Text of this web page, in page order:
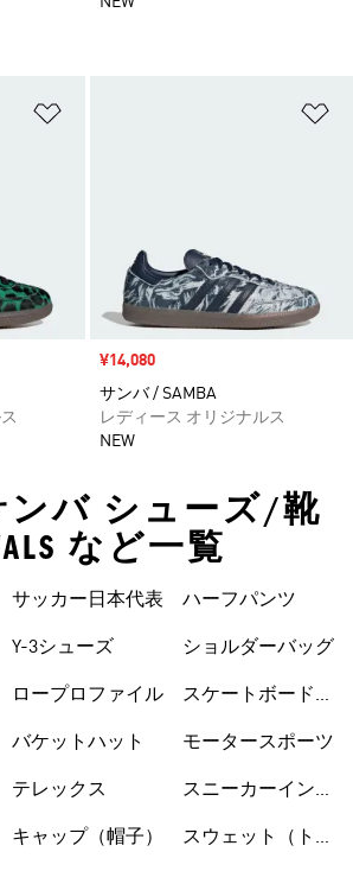
セール価格
¥14,080
サンバ / SAMBA
レディース オリジナルス
NEW
ンバ シューズ/靴
など一覧
サッカー日本代表
Y-3シューズ
ロープロファイル
バケットハット
テレックス
キャップ（帽子）
ハーフパンツ
ショルダーバッグ
スケートボードシ
モータースポーツ
スニーカーインソ
スウェット（トレ